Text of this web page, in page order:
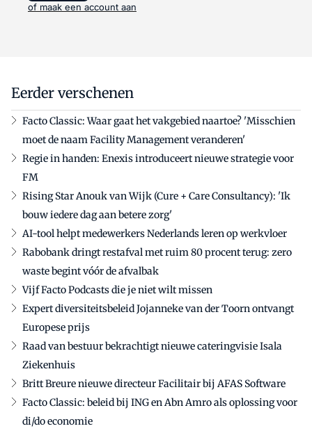
of maak een account aan
Eerder verschenen
Facto Classic: Waar gaat het vakgebied naartoe? 'Misschien
moet de naam Facility Management veranderen'
Regie in handen: Enexis introduceert nieuwe strategie voor
FM
Rising Star Anouk van Wijk (Cure + Care Consultancy): 'Ik
bouw iedere dag aan betere zorg'
AI-tool helpt medewerkers Nederlands leren op werkvloer
Rabobank dringt restafval met ruim 80 procent terug: zero
waste begint vóór de afvalbak
Vijf Facto Podcasts die je niet wilt missen
Expert diversiteitsbeleid Jojanneke van der Toorn ontvangt
Europese prijs
Raad van bestuur bekrachtigt nieuwe cateringvisie Isala
Ziekenhuis
Britt Breure nieuwe directeur Facilitair bij AFAS Software
Facto Classic: beleid bij ING en Abn Amro als oplossing voor
di/do economie